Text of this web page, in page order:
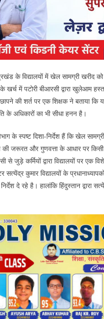
के विद्यालयों में खेल सामग्री खरीद
के खर्च में पटोरी बीआरसी द्वारा खुलेआम
की शर्त पर एक शिक्षक ने बताया कि
के अधिकारों का भी सीधा हनन है।
के स्पष्ट दिशा-निर्देश हैं कि खेल
की जरूरत और गुणवत्ता के आधार पर
से जुड़े कर्मियों द्वारा विद्यालयों पर एक
सत्येंद्र कुमार विद्यालयों के
दे रहे है। हालांकि हिंदुस्तान